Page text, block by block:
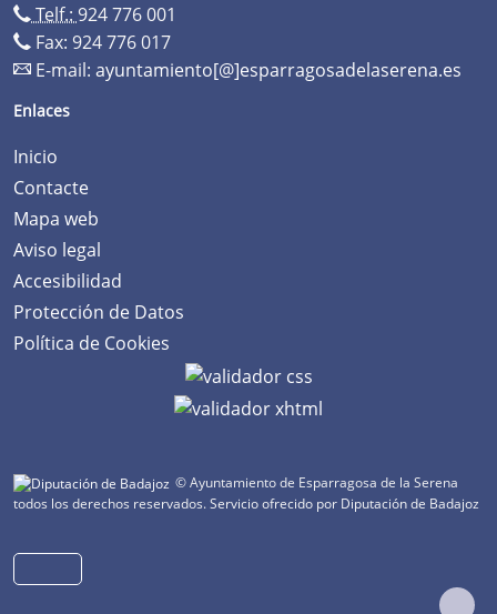
Telf.: 924 776 001
Fax: 924 776 017
E-mail: ayuntamiento[@]esparragosadelaserena.es
Enlaces
Inicio
Contacte
Mapa web
Aviso legal
Accesibilidad
Protección de Datos
Política de Cookies
© Ayuntamiento de Esparragosa de la Serena
todos los derechos reservados.Servicio ofrecido por Diputación de Badajoz